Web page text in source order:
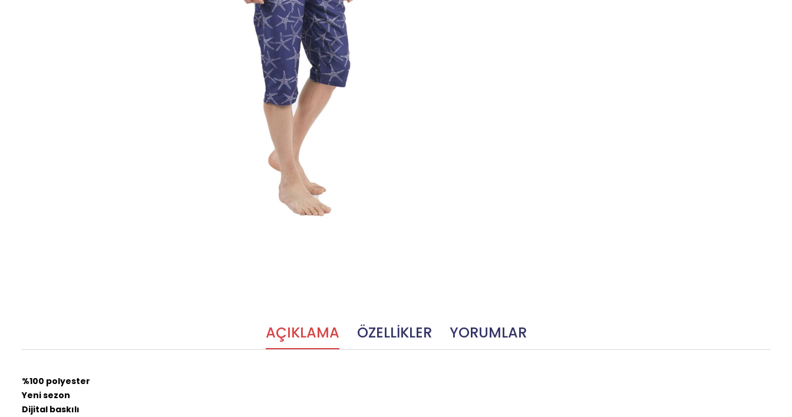
AÇIKLAMA ÖZELLİKLER YORUMLAR
%100 polyester
Yeni sezon
Dijital baskılı